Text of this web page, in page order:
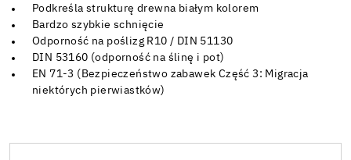
Podkreśla strukturę drewna białym kolorem
Bardzo szybkie schnięcie
Odporność na poślizg R10 / DIN 51130
DIN 53160 (odporność na ślinę i pot)
EN 71-3 (Bezpieczeństwo zabawek Część 3: Migracja
niektórych pierwiastków)